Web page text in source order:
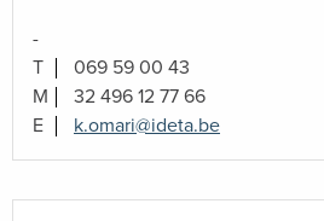
-
T
069 59 00 43
M
32 496 12 77 66
E
k.omari@ideta.be